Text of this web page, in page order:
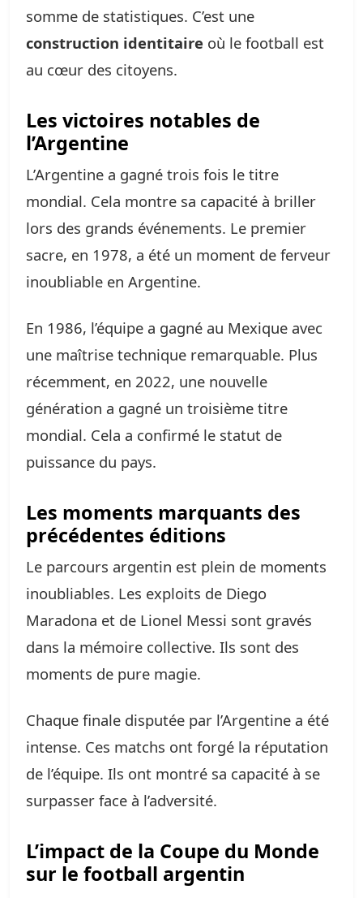
somme de statistiques. C’est une
construction identitaire où le football est
au cœur des citoyens.
Les victoires notables de
l’Argentine
L’Argentine a gagné trois fois le titre
mondial. Cela montre sa capacité à briller
lors des grands événements. Le premier
sacre, en 1978, a été un moment de ferveur
inoubliable en Argentine.
En 1986, l’équipe a gagné au Mexique avec
une maîtrise technique remarquable. Plus
récemment, en 2022, une nouvelle
génération a gagné un troisième titre
mondial. Cela a confirmé le statut de
puissance du pays.
Les moments marquants des
précédentes éditions
Le parcours argentin est plein de moments
inoubliables. Les exploits de Diego
Maradona et de Lionel Messi sont gravés
dans la mémoire collective. Ils sont des
moments de pure magie.
Chaque finale disputée par l’Argentine a été
intense. Ces matchs ont forgé la réputation
de l’équipe. Ils ont montré sa capacité à se
surpasser face à l’adversité.
L’impact de la Coupe du Monde
sur le football argentin